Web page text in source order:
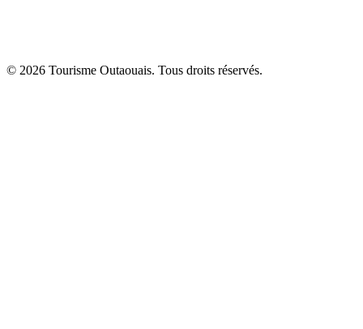
© 2026 Tourisme Outaouais. Tous droits réservés.